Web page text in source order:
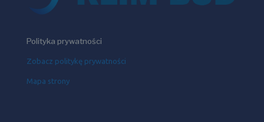
Polityka prywatności
Zobacz politykę prywatności
Mapa strony